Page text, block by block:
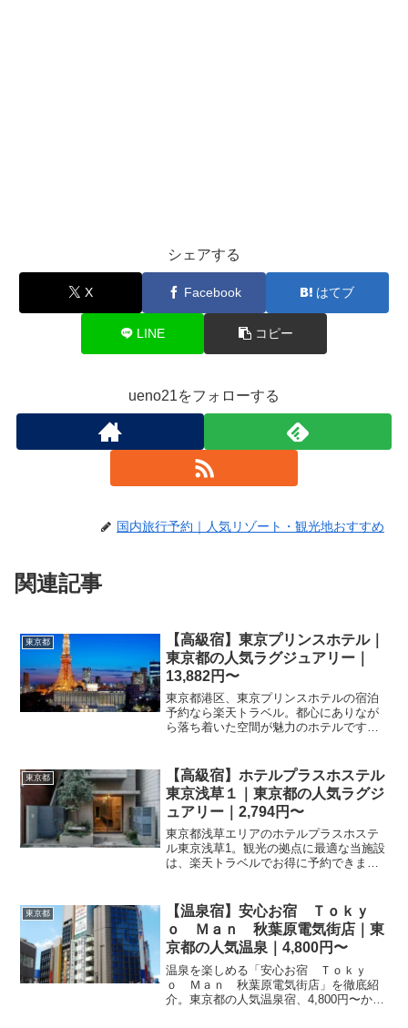
シェアする
X Facebook はてブ
LINE コピー
ueno21をフォローする
国内旅行予約｜人気リゾート・観光地おすすめ
関連記事
東京都
【高級宿】東京プリンスホテル｜
東京都の人気ラグジュアリー｜
13,882円〜
東京都港区、東京プリンスホテルの宿泊
予約なら楽天トラベル。都心にありなが
ら落ち着いた空間が魅力のホテルです。
て予約しましょう。
東京都
【高級宿】ホテルプラスホステル
東京浅草１｜東京都の人気ラグジ
ュアリー｜2,794円〜
東京都浅草エリアのホテルプラスホステ
ル東京浅草1。観光の拠点に最適な当施設
は、楽天トラベルでお得に予約できま
ください。
東京都
【温泉宿】安心お宿 Ｔｏｋｙ
ｏ Ｍａｎ 秋葉原電気街店｜東
京都の人気温泉｜4,800円〜
温泉を楽しめる「安心お宿 Ｔｏｋｙ
ｏ Ｍａｎ 秋葉原電気街店」を徹底紹
介。東京都の人気温泉宿、4,800円〜から